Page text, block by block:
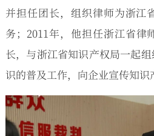
并担任团长，组织律师为浙江
务；2011年，他担任浙江省律
长，与浙江省知识产权局一起
识的普及工作，向企业宣传知识